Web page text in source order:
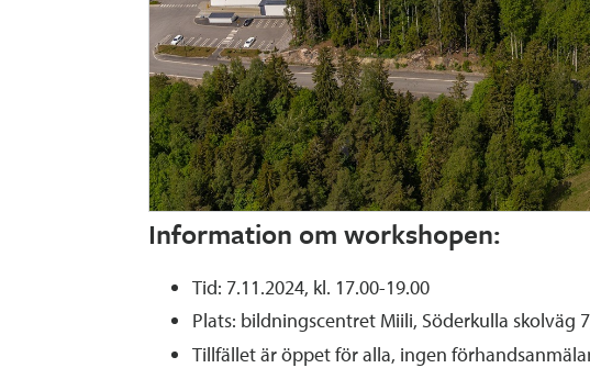
Information om workshopen:
Tid: 7.11.2024, kl. 17.00-19.00
Plats: bildningscentret Miili, Söderkulla skolväg
Tillfället är öppet för alla, ingen